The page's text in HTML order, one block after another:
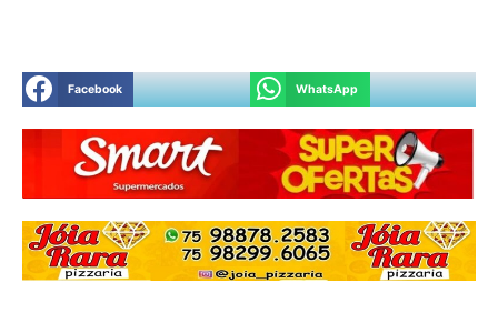
Facebook WhatsApp